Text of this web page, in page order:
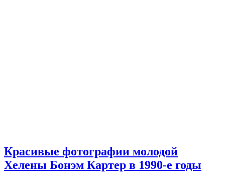
Красивые фотографии молодой
Хелены Бонэм Картер в 1990-е годы